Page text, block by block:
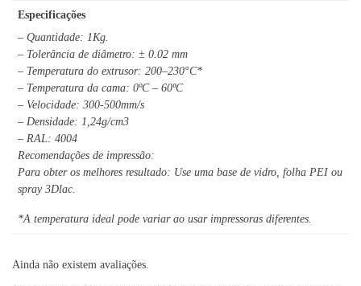
Especificações
– Quantidade: 1Kg.
– Tolerância de diâmetro: ± 0.02 mm
– Temperatura do extrusor: 200–230°C*
– Temperatura da cama: 0ºC – 60ºC
– Velocidade: 300-500mm/s
– Densidade: 1,24g/cm3
– RAL: 4004
Recomendações de impressão:
Para obter os melhores resultado: Use uma base de vidro, folha PEI ou
spray 3Dlac.
*A temperatura ideal pode variar ao usar impressoras diferentes.
Ainda não existem avaliações.